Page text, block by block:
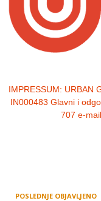
IMPRESSUM: URBAN
IN000483 Glavni i
707 e-
POSLEDNJE OBJAVLJENO